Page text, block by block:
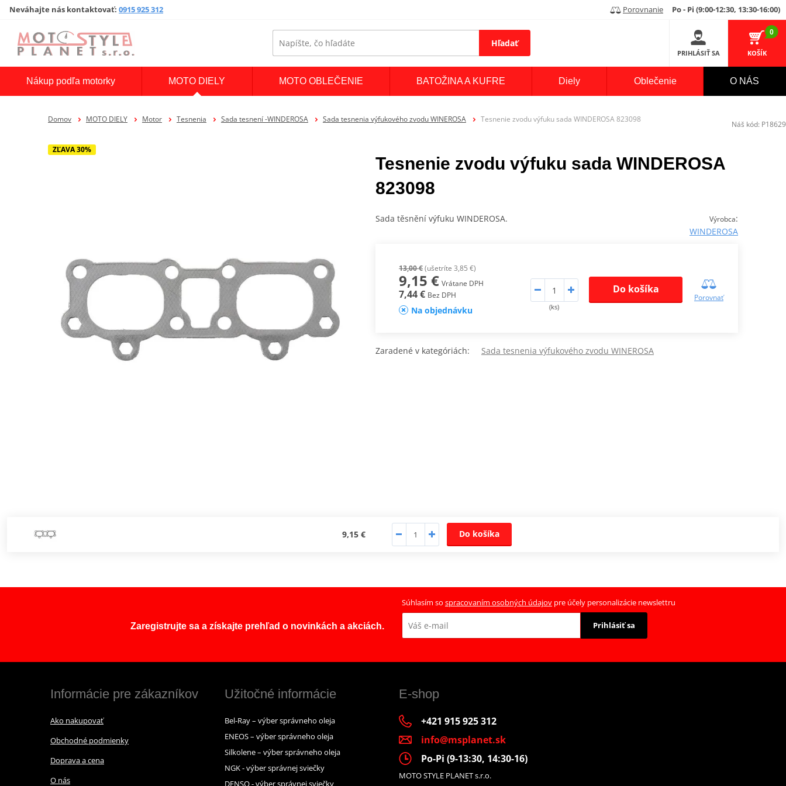
Neváhajte nás kontaktovať: 0915 925 312 Porovnanie Po - Pi (9:00-12:30, 13:30-16:00)
Hľadať
PRIHLÁSIŤ SA
0
KOŠÍK
Nákup podľa motorky MOTO DIELY MOTO OBLEČENIE BATOŽINA A KUFRE Diely Oblečenie O NÁS
Domov MOTO DIELY Motor Tesnenia Sada tesnení -WINDEROSA Sada tesnenia výfukového zvodu WINEROSA Tesnenie zvodu výfuku sada WINDEROSA 823098
ZĽAVA 30%
Tesnenie zvodu výfuku sada WINDEROSA
823098
Výrobca:
WINDEROSA
Sada těsnění výfuku WINDEROSA.
13,00 €(ušetríte 3,85 €)
9,15 € Vrátane DPH
7,44 € Bez DPH
Na objednávku (ks)
Do košíka
Porovnať
Zaradené v kategóriách: Sada tesnenia výfukového zvodu WINEROSA
9,15 € Do košíka
Náš kód: P18629
Zaregistrujte sa a získajte prehľad o novinkách a akciách.
Súhlasím so spracovaním osobných údajov pre účely personalizácie newslettru
Prihlásiť sa
Informácie pre zákazníkov
Ako nakupovať
Obchodné podmienky
Doprava a cena
O nás
Užitočné informácie
Bel-Ray – výber správneho oleja
ENEOS – výber správneho oleja
Silkolene – výber správneho oleja
NGK - výber správnej sviečky
DENSO - výber správnej sviečky
E-shop
+421 915 925 312
info@msplanet.sk
Po-Pi (9-13:30, 14:30-16)
MOTO STYLE PLANET s.r.o.